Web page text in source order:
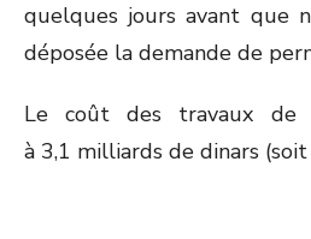
quelques jours avant que
déposée la demande de
Le coût des travaux de
à 3,1 milliards de dinars